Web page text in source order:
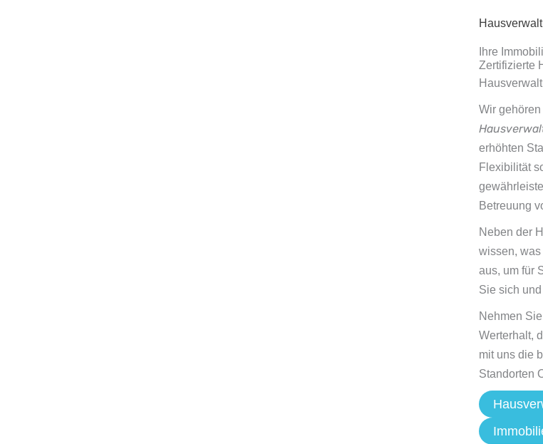
Ihre
Zertifizierte
Wir
erhöhten
Flexibilität
Betreuung
Neben der
wissen,
aus, um für
Sie sich
Nehmen Sie
Werterhalt,
mit uns die
Standorten